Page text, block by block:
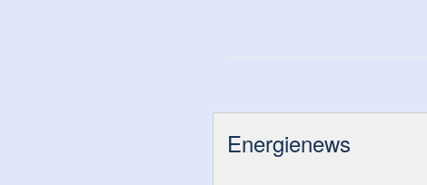
Energienews